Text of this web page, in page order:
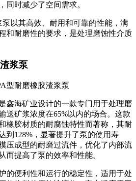
同时减少了空间需求。
以其高效、耐用和可靠的性能，满
和耐磨性的要求，是处理磨蚀性介质
浆泵
鑫海矿业设计的一款专门用于处理磨
送矿浆浓度在65%以内的场合。这款
橡胶材质的耐腐蚀特性而著称，其耐
到128%，显著提升了泵的使用寿
压成型的耐磨过流件，优化了内部流
而提高了泵的效率和性能。
的便利性和运行的稳定性，适用于处